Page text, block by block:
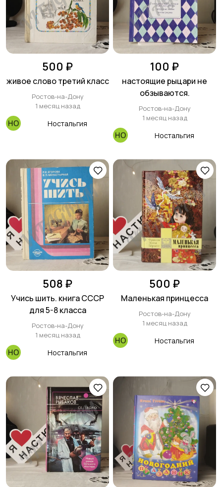
500 ₽
живое слово третий класс
Ростов-на-Дону
1 месяц назад
Ностальгия
100 ₽
настоящие рыцари не
обзываются.
Ростов-на-Дону
1 месяц назад
Ностальгия
508 ₽
Учись шить. книга СССР
для 5-8 класса
Ростов-на-Дону
1 месяц назад
Ностальгия
500 ₽
Маленькая принцесса
Ростов-на-Дону
1 месяц назад
Ностальгия